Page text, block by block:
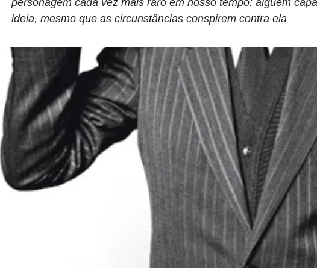
personagem cada vez mais raro em nosso tempo: alguém
ideia, mesmo que as circunstâncias conspirem contra ela